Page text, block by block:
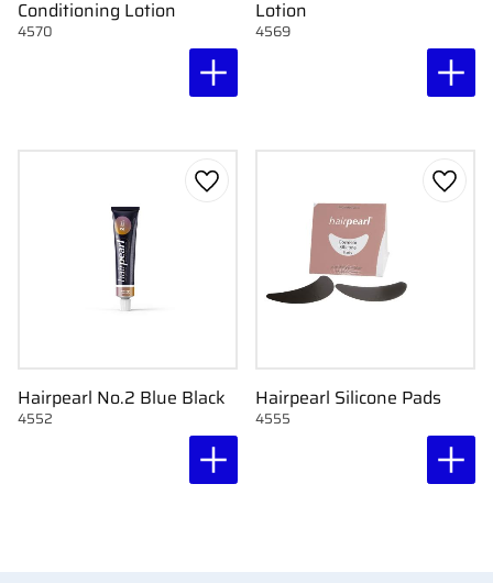
Conditioning Lotion
4570
Lotion
4569
Hairpearl No.2 Blue Black
4552
Lägg till i favoriter
Hairpearl Silicone Pads
4555
Lägg